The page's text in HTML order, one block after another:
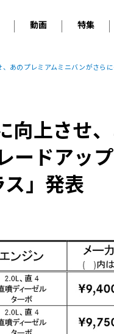
アウディ
プジョー
ル
アルファ・ロメオ
ランボルギーニ
マ
ベントレー
ボルボ
キ
ジープ
テ
BYD
その他
動画
オリジナル動画
特集
2026 サ
ホイール
タイヤ特
あのプレミアムミニバンがさら
向上させ
ードアッ
」発表